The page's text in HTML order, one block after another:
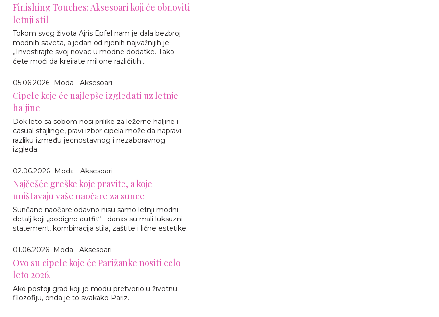
Finishing Touches: Aksesoari koji će obnoviti
letnji stil
Tokom svog života Ajris Epfel nam je dala bezbroj
modnih saveta, a jedan od njenih najvažnijih je
„Investirajte svoj novac u modne dodatke. Tako
ćete moći da kreirate milione različitih...
05.06.2026 Moda - Aksesoari
Cipele koje će najlepše izgledati uz letnje
haljine
Dok leto sa sobom nosi prilike za ležerne haljine i
casual stajlinge, pravi izbor cipela može da napravi
razliku između jednostavnog i nezaboravnog
izgleda.
02.06.2026 Moda - Aksesoari
Najčešće greške koje pravite, a koje
uništavaju vaše naočare za sunce
Sunčane naočare odavno nisu samo letnji modni
detalj koji „podigne autfit“ - danas su mali luksuzni
statement, kombinacija stila, zaštite i lične estetike.
01.06.2026 Moda - Aksesoari
Ovo su cipele koje će Parižanke nositi celo
leto 2026.
Ako postoji grad koji je modu pretvorio u životnu
filozofiju, onda je to svakako Pariz.